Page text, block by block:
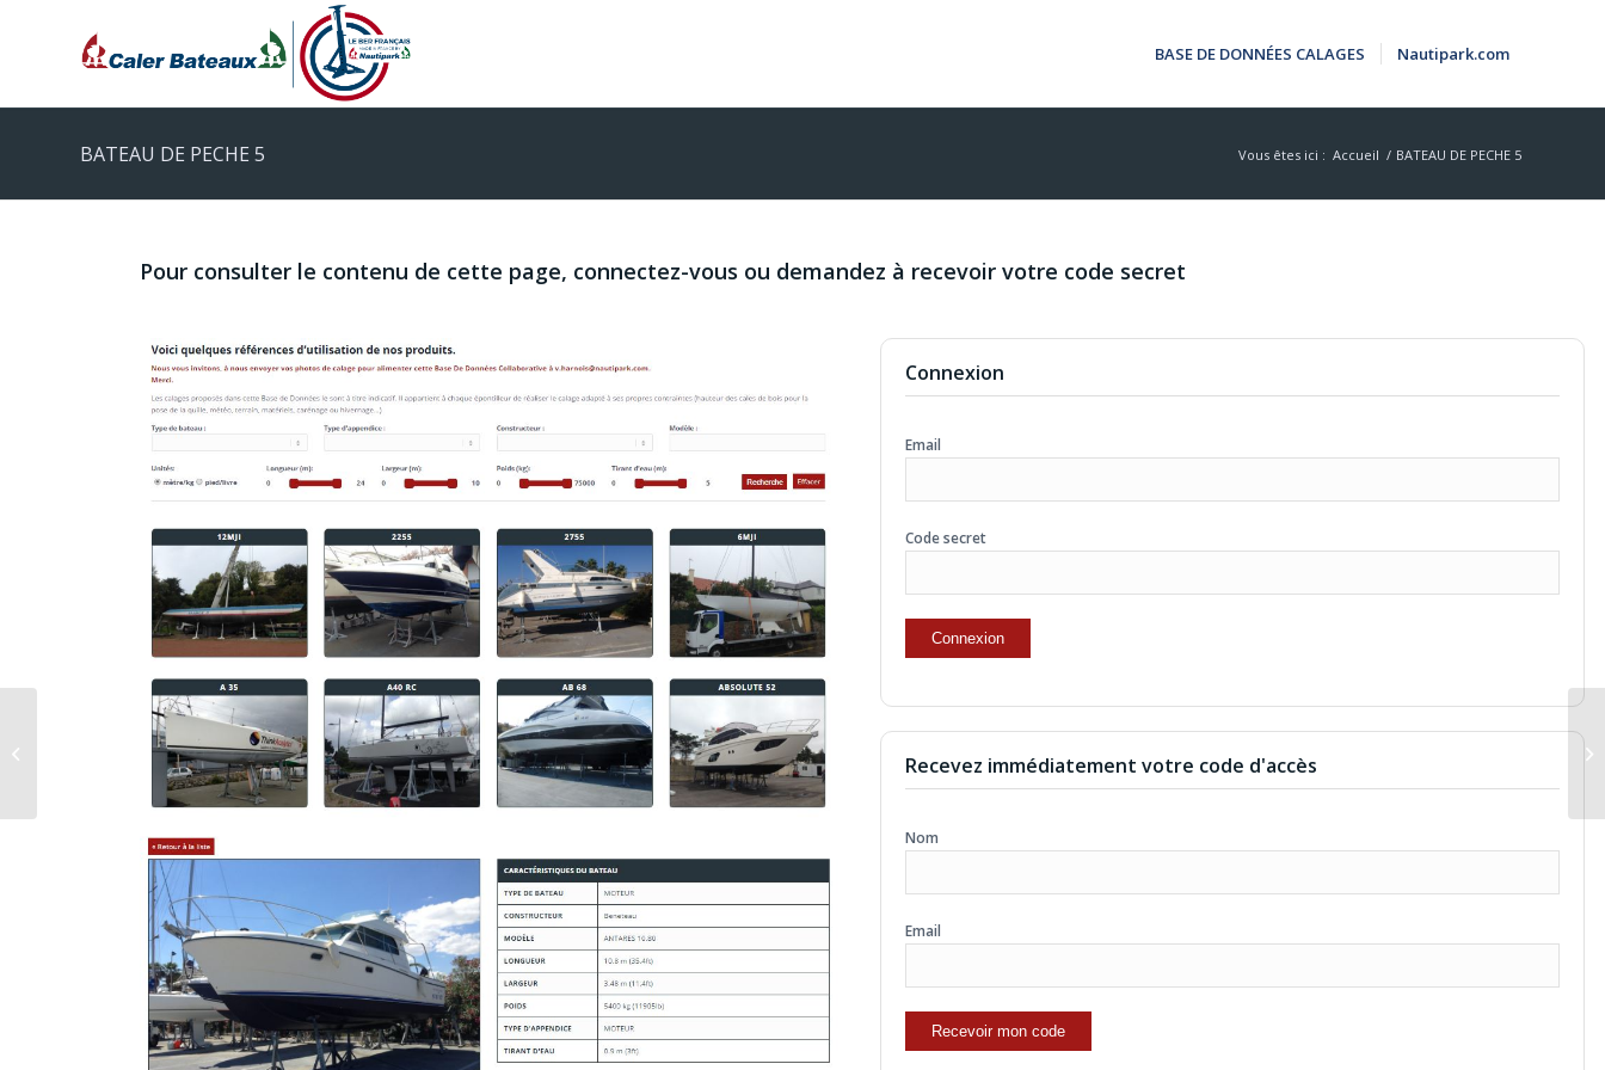
BASE DE DONNÉES CALAGES Nautipark.com
BATEAU DE PECHE 5 Vous êtes ici : Accueil / BATEAU DE PECHE 5
Pour consulter le contenu de cette page, connectez-vous ou demandez à recevoir votre code secret
Connexion
Email
Code secret
Recevez immédiatement votre code d'accès
Nom
Email
BATEAU DE PECHE 4